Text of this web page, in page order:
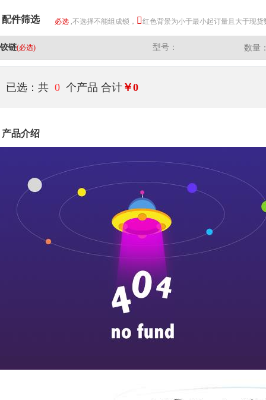
配件筛选 必选 ,不选择不能组成锁， 红色背景为小于最小起订量且大于现
铰链(必选) 型号： 数量
已选：共 0 个产品 合计 ￥0
产品介绍